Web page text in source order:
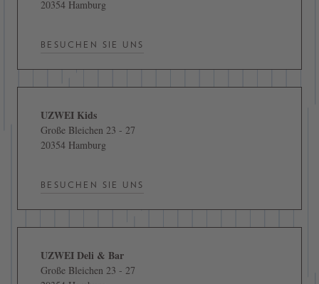
20354 Hamburg
BESUCHEN SIE UNS
UZWEI Kids
Große Bleichen 23 - 27
20354 Hamburg
BESUCHEN SIE UNS
UZWEI Deli & Bar
Große Bleichen 23 - 27